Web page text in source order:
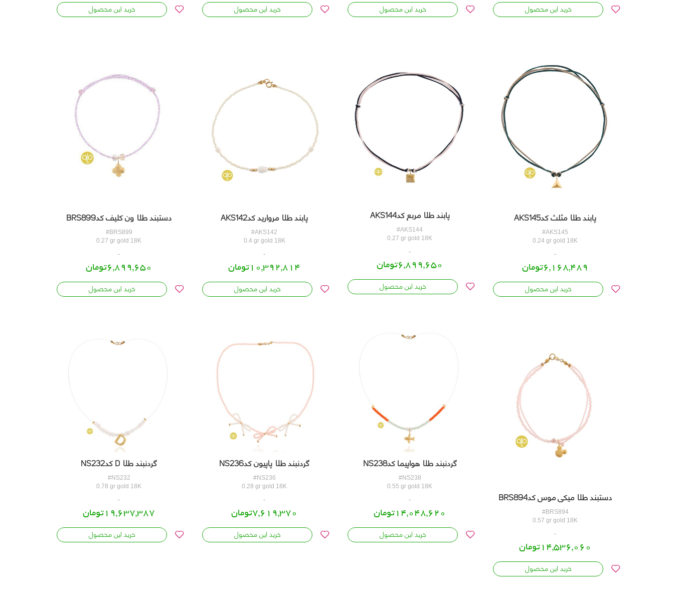
خرید این محصول خرید این محصول خرید این محصول خرید این محصول
پابند طلا مثلث کدAKS145
#AKS145
0.24 gr gold 18K
6,168,489تومان
خرید این محصول
پابند طلا مربع کدAKS144
#AKS144
0.27 gr gold 18K
6,899,650تومان
خرید این محصول
پابند طلا مروارید کدAKS142
#AKS142
0.4 gr gold 18K
10,392,814تومان
خرید این محصول
دستبند طلا ون کلیف کدBRS899
#BRS899
0.27 gr gold 18K
6,899,650تومان
خرید این محصول
دستبند طلا میکی موس کدBRS894
#BRS894
0.57 gr gold 18K
14,536,060تومان
خرید این محصول
گردنبند طلا هواپیما کدNS238
#NS238
0.55 gr gold 18K
14,048,620تومان
خرید این محصول
گردنبند طلا پاپیون کدNS236
#NS236
0.28 gr gold 18K
7,619,370تومان
خرید این محصول
گردنبند طلا D کدNS232
#NS232
0.78 gr gold 18K
19,637,387تومان
خرید این محصول